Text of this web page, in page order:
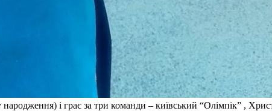
і грає за три команди – київський “Олімпік” ,